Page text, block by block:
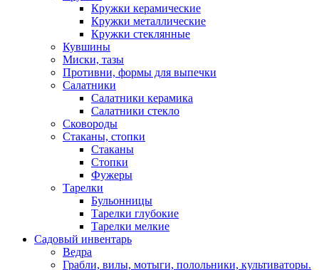
Кружки керамические
Кружки металлические
Кружки стеклянные
Кувшины
Миски, тазы
Противни, формы для выпечки
Салатники
Салатники керамика
Салатники стекло
Сковороды
Стаканы, стопки
Стаканы
Стопки
Фужеры
Тарелки
Бульонницы
Тарелки глубокие
Тарелки мелкие
Садовый инвентарь
Ведра
Грабли, вилы, мотыги, полольники, культиваторы.